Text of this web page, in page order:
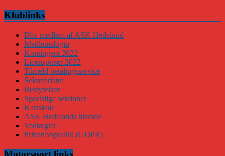
Klublinks
Bliv medlem af ASK Hedeland
Medlemslogin
Kontingent 2022
Licenspriser 2022
Tilmeld betalingsservice
Sekretariatet
Bestyrelsen
Sportslige sektioner
Kartskole
ASK Hedelands historie
Vedtægter
Privatlivspolitik (GDPR)